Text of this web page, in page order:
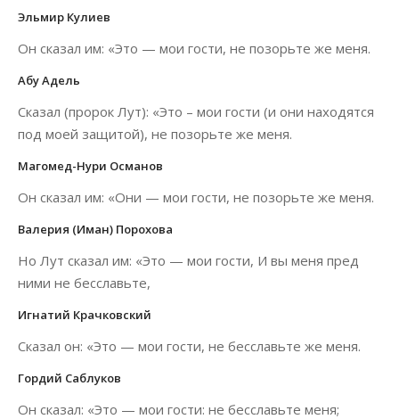
Эльмир Кулиев
Он сказал им: «Это — мои гости, не позорьте же меня.
Абу Адель
Сказал (пророк Лут): «Это – мои гости (и они находятся
под моей защитой), не позорьте же меня.
Магомед-Нури Османов
Он сказал им: «Они — мои гости, не позорьте же меня.
Валерия (Иман) Порохова
Но Лут сказал им: «Это — мои гости, И вы меня пред
ними не бесславьте,
Игнатий Крачковский
Сказал он: «Это — мои гости, не бесславьте же меня.
Гордий Саблуков
Он сказал: «Это — мои гости: не бесславьте меня;